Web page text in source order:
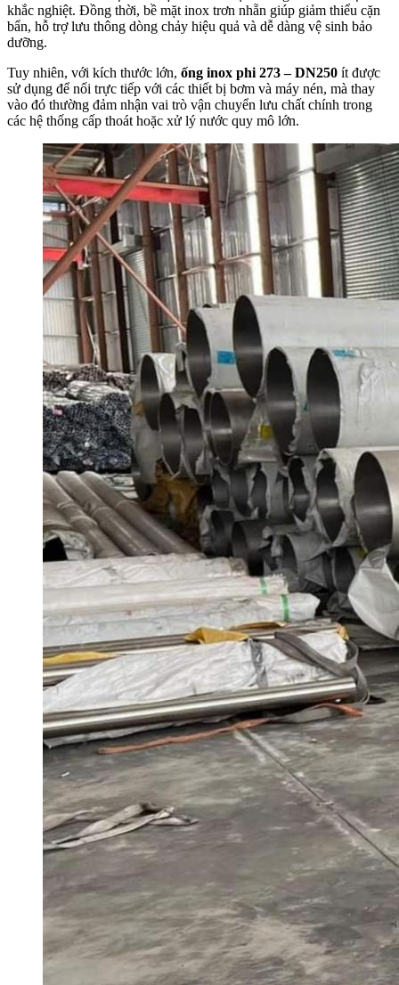
khắc nghiệt. Đồng thời, bề mặt inox trơn nhẵn giúp giảm thiểu cặn
bẩn, hỗ trợ lưu thông dòng chảy hiệu quả và dễ dàng vệ sinh bảo
dưỡng.
Tuy nhiên, với kích thước lớn, ống inox phi 273 – DN250 ít được
sử dụng để nối trực tiếp với các thiết bị bơm và máy nén, mà thay
vào đó thường đảm nhận vai trò vận chuyển lưu chất chính trong
các hệ thống cấp thoát hoặc xử lý nước quy mô lớn.